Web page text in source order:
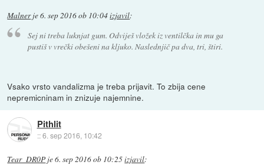
Malnerje6. sep 2016 ob 10:04izjavil:
Sej ni treba luknjat gum. Odviješ vložek iz ventilčka in mu ga
pustiš v vrečki obešeni na kljuko. Naslednjič pa dva, tri, štiri.
Vsako vrsto vandalizma je treba prijavit. To zbija cene
nepremicninam in znizuje najemnine.
Pithlit
::6. sep 2016, 10:42
Tear_DR0P je6. sep 2016 ob 10:25izjavil: